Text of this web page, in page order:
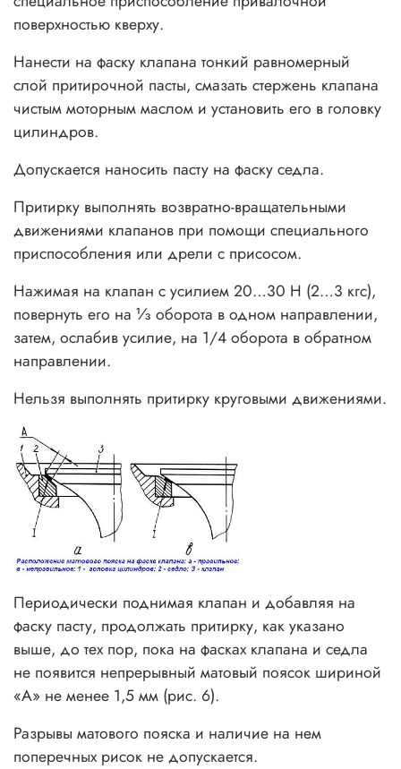
поверхностью кверху.
Нанести на фаску клапана тонкий равномерный
слой притирочной пасты, смазать стержень клапана
чистым моторным маслом и установить его в головку
цилиндров.
Допускается наносить пасту на фаску седла.
Притирку выполнять возвратно-вращательными
движениями клапанов при помощи специального
приспособления или дрели с присосом.
Нажимая на клапан с усилием 20…30 Н (2…3 кгс),
повернуть его на ⅓ оборота в одном направлении,
затем, ослабив усилие, на 1/4 оборота в обратном
направлении.
Нельзя выполнять притирку круговыми движениями.
Периодически поднимая клапан и добавляя на
фаску пасту, продолжать притирку, как указано
выше, до тех пор, пока на фасках клапана и седла
не появится непрерывный матовый поясок шириной
«А» не менее 1,5 мм (рис. 6).
Разрывы матового пояска и наличие на нем
поперечных рисок не допускается.